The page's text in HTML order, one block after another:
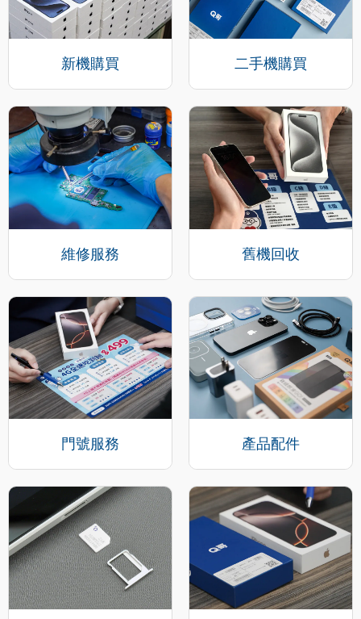
新機購買 二手機購買
維修服務 舊機回收
門號服務 產品配件